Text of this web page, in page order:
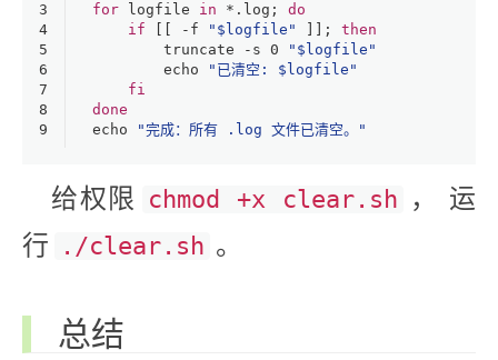
3
4
5
6
7
8
9
for logfile in *. log ; do
if [[ -f " $logfile " ]]; then
truncate -s 0 " $logfile "
echo
"已清空: $logfile "
fi
done
echo
"完成：所有 .log 文件已清空。"
给权限 chmod +x clear.sh
， 运
行
./clear.sh 。
总结